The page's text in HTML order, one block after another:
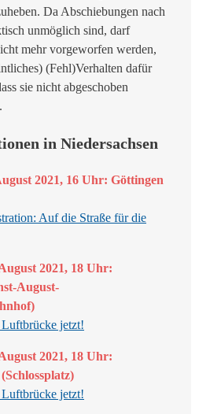
Da Abschiebungen nach
unmöglich sind, darf
mehr vorgeworfen werden,
(Fehl)Verhalten dafür
sie nicht abgeschoben
in Niedersachsen
2021, 16 Uhr: Göttingen
Auf die Straße für die
2021, 18 Uhr:
August-
jetzt!
2021, 18 Uhr:
jetzt!